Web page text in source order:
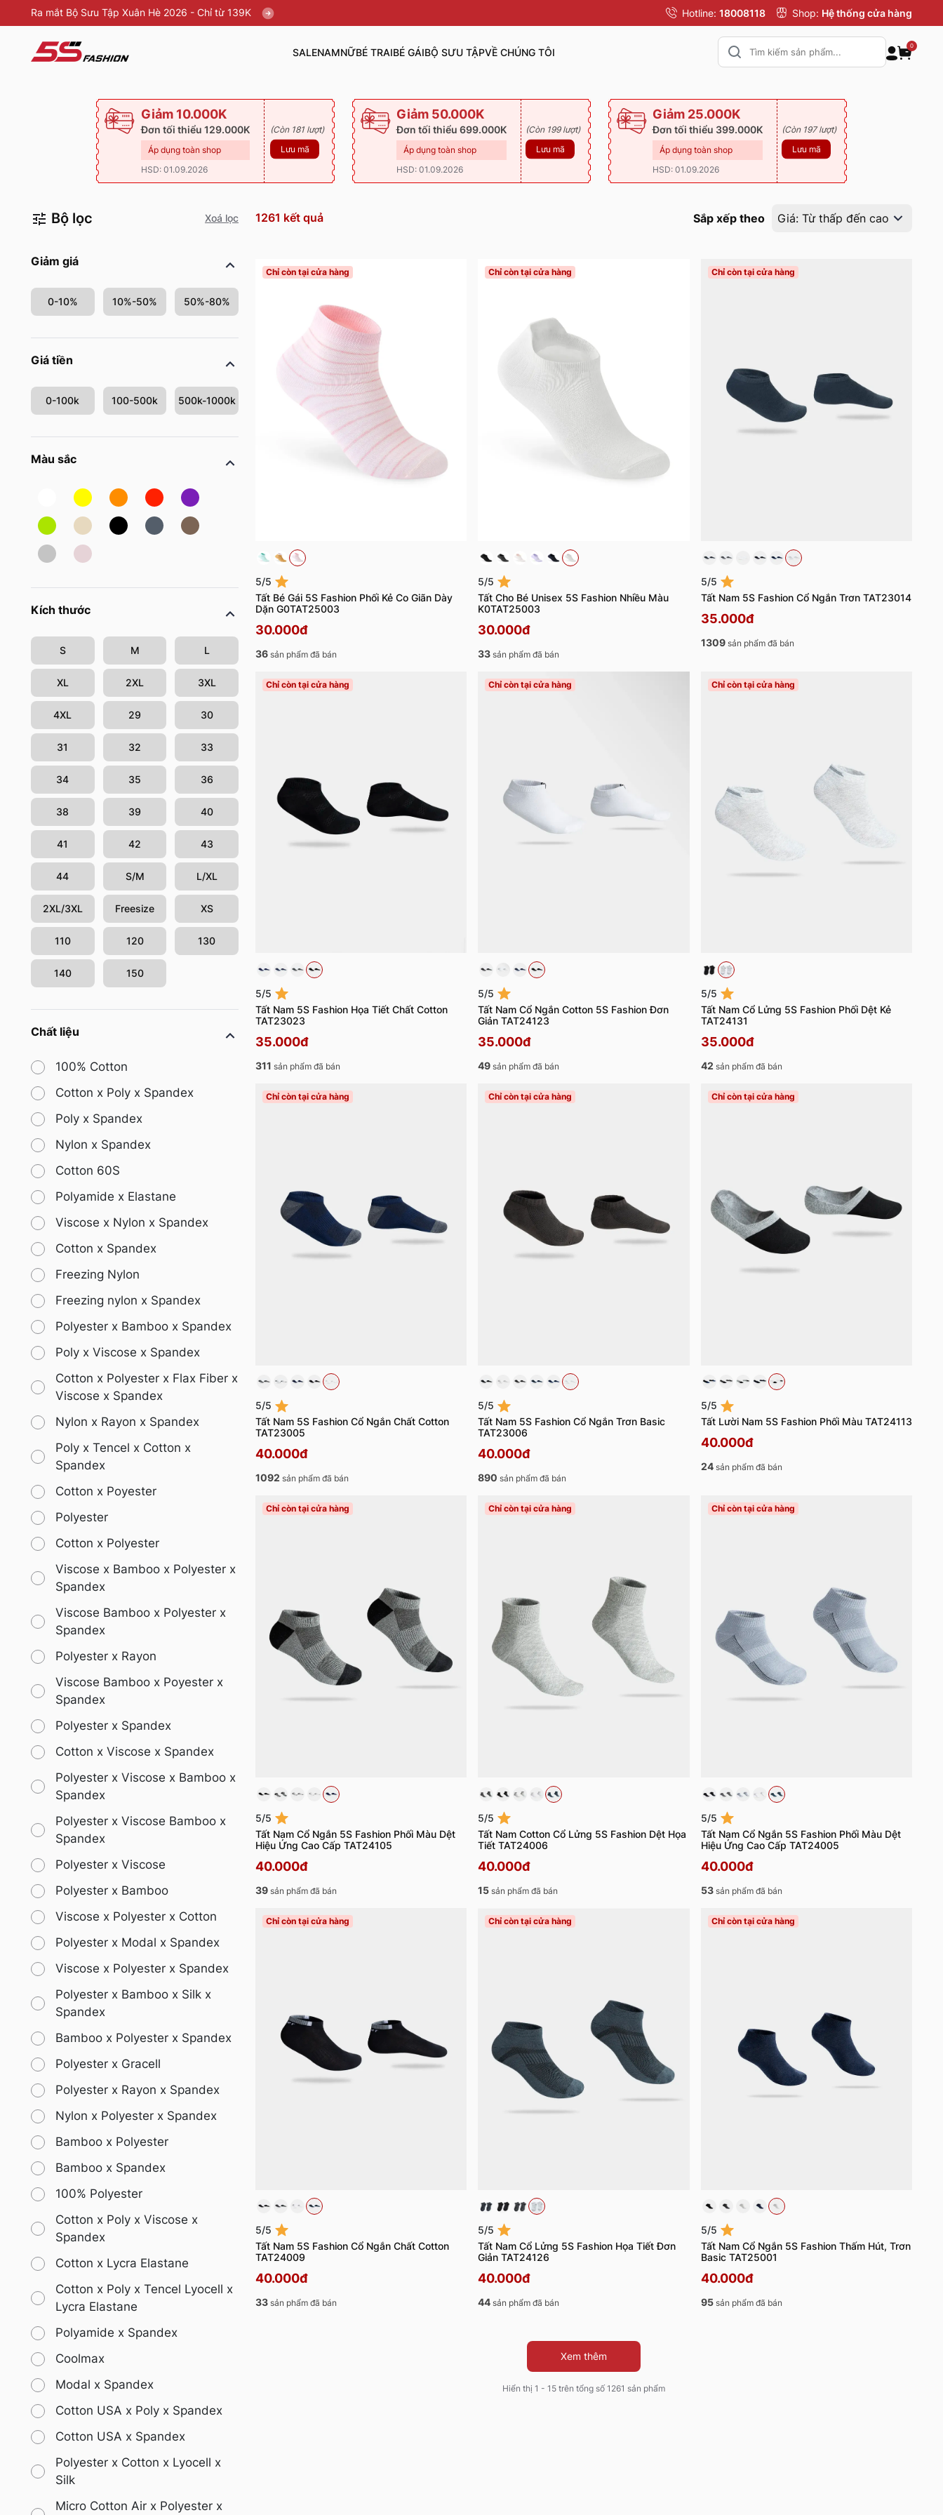
Ra mắt Bộ Sưu Tập Xuân Hè 2026 - Chỉ từ 139K Hotline: 18008118 Shop: Hệ thống cửa hàng
SALENAMNỮBÉ TRAIBÉ GÁIBỘ SƯU TẬPVỀ CHÚNG TÔI
0
Giảm 10.000K
Đơn tối thiểu 129.000K
Áp dụng toàn shop
HSD: 01.09.2026
(Còn 181 lượt)
Lưu mã
Giảm 50.000K
Đơn tối thiểu 699.000K
Áp dụng toàn shop
HSD: 01.09.2026
(Còn 199 lượt)
Lưu mã
Giảm 25.000K
Đơn tối thiểu 399.000K
Áp dụng toàn shop
HSD: 01.09.2026
(Còn 197 lượt)
Lưu mã
Bộ lọc Xoá lọc
Giảm giá
0-10% 10%-50% 50%-80%
Giá tiền
0-100k 100-500k 500k-1000k
Màu sắc
Kích thước
S M L
XL 2XL 3XL
4XL 29 30
31 32 33
34 35 36
38 39 40
41 42 43
44 S/M L/XL
2XL/3XL Freesize XS
110 120 130
140 150
Chất liệu
100% Cotton
Cotton x Poly x Spandex
Poly x Spandex
Nylon x Spandex
Cotton 60S
Polyamide x Elastane
Viscose x Nylon x Spandex
Cotton x Spandex
Freezing Nylon
Freezing nylon x Spandex
Polyester x Bamboo x Spandex
Poly x Viscose x Spandex
Cotton x Polyester x Flax Fiber x
Viscose x Spandex
Nylon x Rayon x Spandex
Poly x Tencel x Cotton x
Spandex
Cotton x Poyester
Polyester
Cotton x Polyester
Viscose x Bamboo x Polyester x
Spandex
Viscose Bamboo x Polyester x
Spandex
Polyester x Rayon
Viscose Bamboo x Poyester x
Spandex
Polyester x Spandex
Cotton x Viscose x Spandex
Polyester x Viscose x Bamboo x
Spandex
Polyester x Viscose Bamboo x
Spandex
Polyester x Viscose
Polyester x Bamboo
Viscose x Polyester x Cotton
Polyester x Modal x Spandex
Viscose x Polyester x Spandex
Polyester x Bamboo x Silk x
Spandex
Bamboo x Polyester x Spandex
Polyester x Gracell
Polyester x Rayon x Spandex
Nylon x Polyester x Spandex
Bamboo x Polyester
Bamboo x Spandex
100% Polyester
Cotton x Poly x Viscose x
Spandex
Cotton x Lycra Elastane
Cotton x Poly x Tencel Lyocell x
Lycra Elastane
Polyamide x Spandex
Coolmax
Modal x Spandex
Cotton USA x Poly x Spandex
Cotton USA x Spandex
Polyester x Cotton x Lyocell x
Silk
Micro Cotton Air x Polyester x
1261 kết quả Sắp xếp theo Giá: Từ thấp đến cao
Chỉ còn tại cửa hàng
5/5
Tất Bé Gái 5S Fashion Phối Kẻ Co Giãn Dày
Dặn G0TAT25003
30.000đ
36 sản phẩm đã bán
Chỉ còn tại cửa hàng
5/5
Tất Cho Bé Unisex 5S Fashion Nhiều Màu
K0TAT25003
30.000đ
33 sản phẩm đã bán
Chỉ còn tại cửa hàng
5/5
Tất Nam 5S Fashion Cổ Ngắn Trơn TAT23014
35.000đ
1309sản phẩm đã bán
Chỉ còn tại cửa hàng
5/5
Tất Nam 5S Fashion Họa Tiết Chất Cotton
TAT23023
35.000đ
311 sản phẩm đã bán
Chỉ còn tại cửa hàng
5/5
Tất Nam Cổ Ngắn Cotton 5S Fashion Đơn
Giản TAT24123
35.000đ
49 sản phẩm đã bán
Chỉ còn tại cửa hàng
5/5
Tất Nam Cổ Lửng 5S Fashion Phối Dệt Kẻ
TAT24131
35.000đ
42 sản phẩm đã bán
Chỉ còn tại cửa hàng
5/5
Tất Nam 5S Fashion Cổ Ngắn Chất Cotton
TAT23005
40.000đ
1092 sản phẩm đã bán
Chỉ còn tại cửa hàng
5/5
Tất Nam 5S Fashion Cổ Ngắn Trơn Basic
TAT23006
40.000đ
890 sản phẩm đã bán
Chỉ còn tại cửa hàng
5/5
Tất Lười Nam 5S Fashion Phối Màu TAT24113
40.000đ
24sản phẩm đã bán
Chỉ còn tại cửa hàng
5/5
Tất Nam Cổ Ngắn 5S Fashion Phối Màu Dệt
Hiệu Ứng Cao Cấp TAT24105
40.000đ
39 sản phẩm đã bán
Chỉ còn tại cửa hàng
5/5
Tất Nam Cotton Cổ Lửng 5S Fashion Dệt Họa
Tiết TAT24006
40.000đ
15 sản phẩm đã bán
Chỉ còn tại cửa hàng
5/5
Tất Nam Cổ Ngắn 5S Fashion Phối Màu Dệt
Hiệu Ứng Cao Cấp TAT24005
40.000đ
53sản phẩm đã bán
Chỉ còn tại cửa hàng
5/5
Tất Nam 5S Fashion Cổ Ngắn Chất Cotton
TAT24009
40.000đ
33 sản phẩm đã bán
Chỉ còn tại cửa hàng
5/5
Tất Nam Cổ Lửng 5S Fashion Họa Tiết Đơn
Giản TAT24126
40.000đ
44 sản phẩm đã bán
Chỉ còn tại cửa hàng
5/5
Tất Nam Cổ Ngắn 5S Fashion Thấm Hút, Trơn
Basic TAT25001
40.000đ
95sản phẩm đã bán
Xem thêm
Hiển thị 1 - 15 trên tổng số 1261 sản phẩm